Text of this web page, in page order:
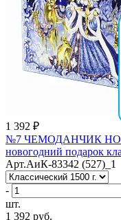
1 392 ₽
№7 ЧЕМОДАНЧИК
новогодний подарок
Арт.АиК-83342 (527)_1
-
шт.
1 392 руб.